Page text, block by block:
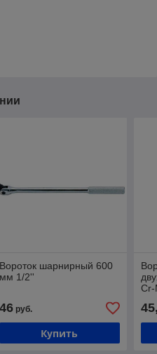
Вороток шарнирный 600
мм 1/2''
46руб.
Купить